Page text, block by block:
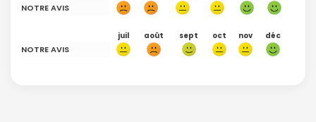
NOTRE AVIS
juil août sept oct nov déc
NOTRE AVIS